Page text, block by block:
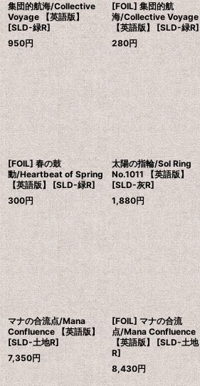
集団的航海/Collective
Voyage 【英語版】
[SLD-緑R]
950円
[FOIL] 集団的航
海/Collective Voyage
【英語版】 [SLD-緑R]
280円
[FOIL] 春の鼓
動/Heartbeat of Spring
【英語版】 [SLD-緑R]
300円
太陽の指輪/Sol Ring
No.1011 【英語版】
[SLD-灰R]
1,880円
マナの合流点/Mana
Confluence 【英語版】
[SLD-土地R]
7,350円
[FOIL] マナの合流
点/Mana Confluence
【英語版】 [SLD-土地
R]
8,430円